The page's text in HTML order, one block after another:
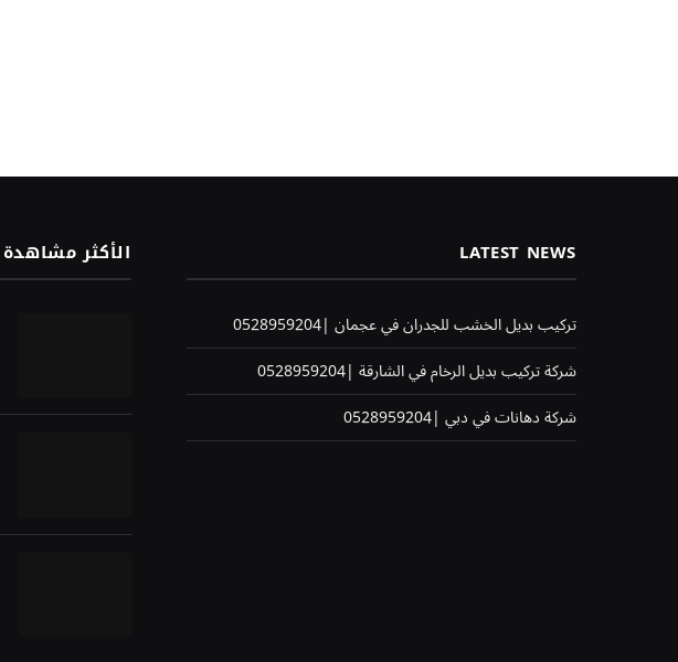
LATEST NEWS
تركيب بديل الخشب للجدران في عجمان |0528959204
شركة تركيب بديل الرخام في الشارقة |0528959204
شركة دهانات في دبي |0528959204
الأكثر مشاهدة